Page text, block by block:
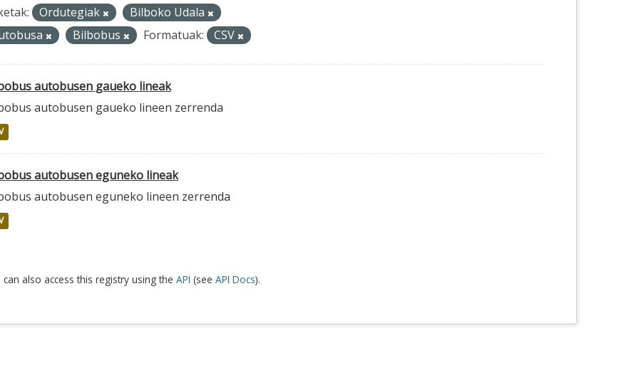
Ordutegiak
Bilboko Udala
Bilbobus Formatuak: CSV
autobusen gaueko lineak
autobusen gaueko lineen zerrenda
autobusen eguneko lineak
autobusen eguneko lineen zerrenda
can also access this registry using the API (see API Docs).